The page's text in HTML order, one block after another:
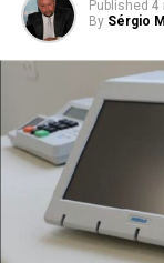
Published 4
By Sérgio